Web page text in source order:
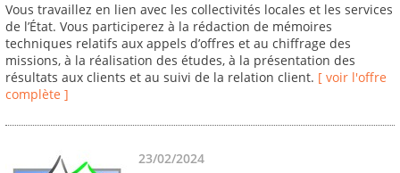
Vous travaillez en lien avec les collectivités locales et les services
de l’État. Vous participerez à la rédaction de mémoires
techniques relatifs aux appels d’offres et au chiffrage des
missions, à la réalisation des études, à la présentation des
résultats aux clients et au suivi de la relation client. [ voir l'offre
complète ]
23/02/2024